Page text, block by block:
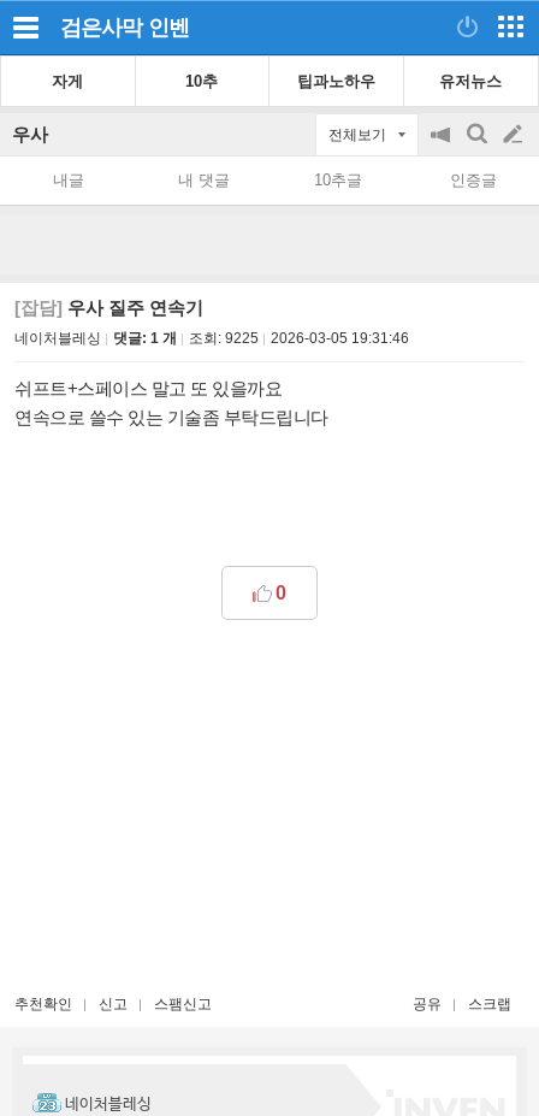
검은사막 인벤
자게 10추 팁과노하우 유저뉴스
우사 전체보기
공
on/off
검
색
글
쓰
내글 내 댓글 10추글 인증글
[잡담] 우사 질주 연속기
네이처블레싱 댓글: 1 개 조회: 9225 2026-03-05 19:31:46
쉬프트+스페이스 말고 또 있을까요
연속으로 쓸수 있는 기술좀 부탁드립니다
0
추천확인 신고 스팸신고 공유 스크랩
네이처블레싱